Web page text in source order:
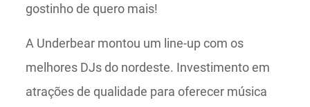
gostinho de quero mais!
A Underbear montou um line-up com os
melhores DJs do nordeste. Investimento em
atrações de qualidade para oferecer música